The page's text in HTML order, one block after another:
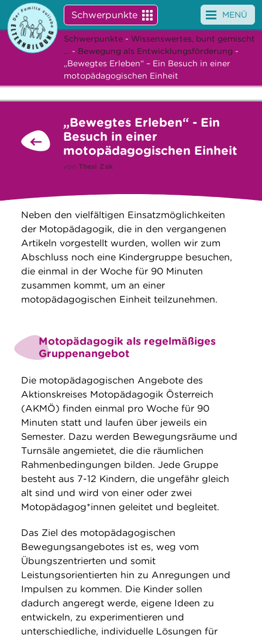
Schwerpunkte
Angebote
Veranstaltungen
News
Service
MENÜ
Schwerpunkte - Wissenswertes, bunt gemischt
… - Bewegung als Entwicklungsförderung -
„Bewegtes Erleben“ – Ein Besuch in einer
motopädagogischen Einheit
„Bewegtes Erleben“ - Ein
Besuch in einer
motopädagogischen Einheit
von Thesi Zak
Neben den vielfältigen Einsatzmöglichkeiten
der Motopädagogik, die in den vergangenen
Artikeln vorgestellt wurden, wollen wir zum
Abschluss noch eine Kindergruppe besuchen,
die einmal in der Woche für 90 Minuten
zusammen kommt, um an einer
motopädagogischen Einheit teilzunehmen.
Motopädagogik als regelmäßiges
Gruppenangebot
Die motopädagogischen Angebote des
Aktionskreises Motopädagogik Österreich
(AKMÖ) finden einmal pro Woche für 90
Minuten statt und laufen über jeweils ein
Semester. Dazu werden Bewegungsräume und
Turnsäle angemietet, die die räumlichen
Rahmenbedingungen bilden. Jede Gruppe
besteht aus 7-12 Kindern, die ungefähr gleich
alt sind und wird von einer oder zwei
Motopädagog*innen geleitet und begleitet.
Das Ziel des motopädagogischen
Bewegungsangebotes ist es, weg vom
Übungszentrierten und somit
Leistungsorientierten hin zu Anregungen und
Impulsen zu kommen. Die Kinder sollen
dadurch angeregt werde, eigene Ideen zu
entwickeln, zu experimentieren und
unterschiedliche, individuelle Lösungen für